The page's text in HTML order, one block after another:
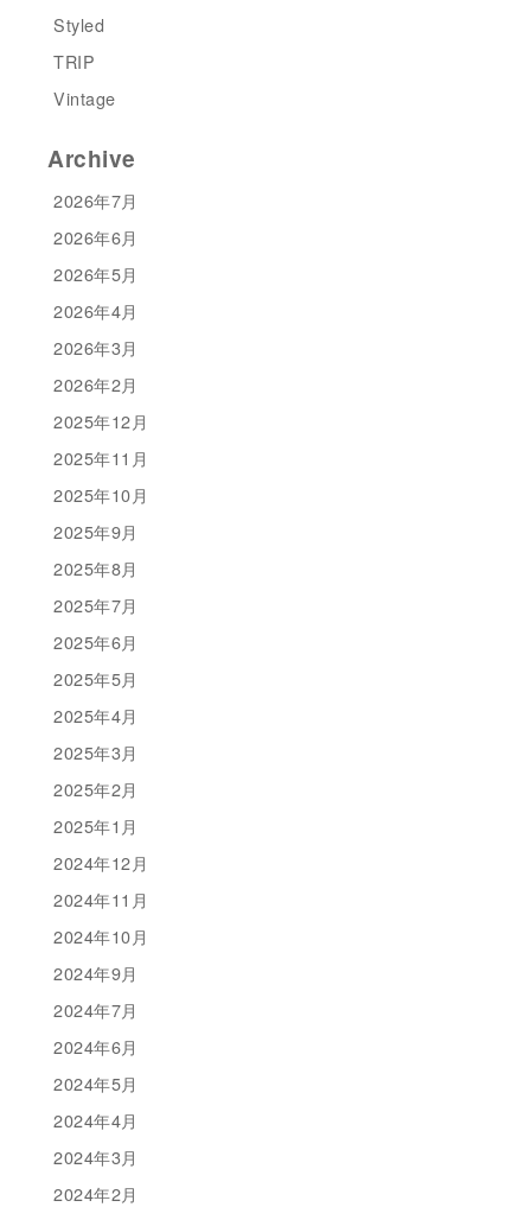
Styled
TRIP
Vintage
Archive
2026年7月
2026年6月
2026年5月
2026年4月
2026年3月
2026年2月
2025年12月
2025年11月
2025年10月
2025年9月
2025年8月
2025年7月
2025年6月
2025年5月
2025年4月
2025年3月
2025年2月
2025年1月
2024年12月
2024年11月
2024年10月
2024年9月
2024年7月
2024年6月
2024年5月
2024年4月
2024年3月
2024年2月